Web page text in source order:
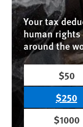
Your tax
human
around the
$50
$250
$1000